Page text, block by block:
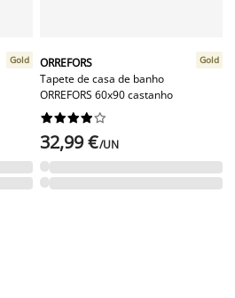
Gold
ORREFORS
Tapete de casa de banho
ORREFORS 60x90 castanho
Gold






32,99 €/UN